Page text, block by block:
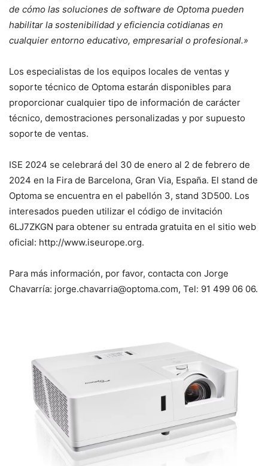
de cómo las soluciones de software de Optoma pueden
habilitar la sostenibilidad y eficiencia cotidianas en
cualquier entorno educativo, empresarial o profesional.»
Los especialistas de los equipos locales de ventas y
soporte técnico de Optoma estarán disponibles para
proporcionar cualquier tipo de información de carácter
técnico, demostraciones personalizadas y por supuesto
soporte de ventas.
ISE 2024 se celebrará del 30 de enero al 2 de febrero de
2024 en la Fira de Barcelona, Gran Via, España. El stand de
Optoma se encuentra en el pabellón 3, stand 3D500. Los
interesados pueden utilizar el código de invitación
6LJ7ZKGN para obtener su entrada gratuita en el sitio web
oficial: http://www.iseurope.org.
Para más información, por favor, contacta con Jorge
Chavarría: jorge.chavarria@optoma.com, Tel: 91 499 06 06.